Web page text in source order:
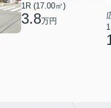
1R (17.00㎡)
3.8万円